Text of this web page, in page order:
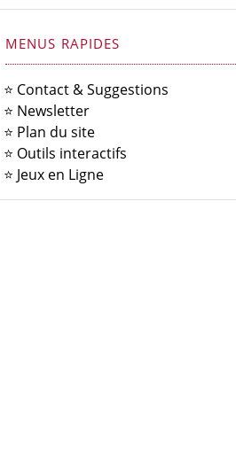
MENUS RAPIDES
⭐ Contact & Suggestions
⭐ Newsletter
⭐ Plan du site
⭐ Outils interactifs
⭐ Jeux en Ligne